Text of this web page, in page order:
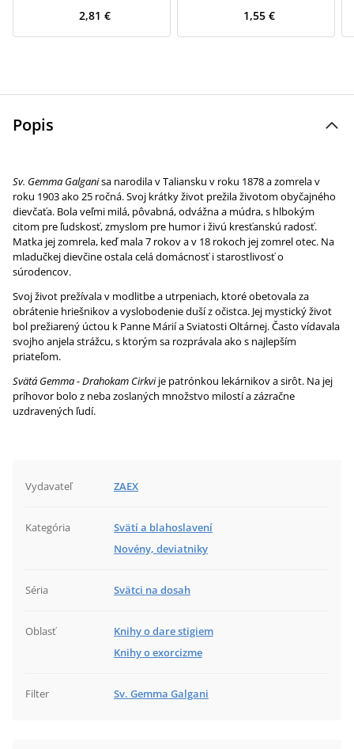
2,81 € 1,55 €
Popis
Sv. Gemma Galganisa narodila v Taliansku v roku 1878 a zomrela v
roku 1903 ako 25 ročná. Svoj krátky život prežila životom obyčajného
dievčaťa. Bola veľmi milá, pôvabná, odvážna a múdra, s hlbokým
citom pre ľudskosť, zmyslom pre humor i živú kresťanskú radosť.
Matka jej zomrela, keď mala 7 rokov a v 18 rokoch jej zomrel otec. Na
mladučkej dievčine ostala celá domácnosť i starostlivosť o
súrodencov.
Svoj život prežívala v modlitbe a utrpeniach, ktoré obetovala za
obrátenie hriešnikov a vyslobodenie duší z očistca. Jej mystický život
bol prežiarený úctou k Panne Márií a Sviatosti Oltárnej. Často vídavala
svojho anjela strážcu, s ktorým sa rozprávala ako s najlepším
priateľom.
Svätá Gemma - Drahokam Cirkvije patrónkou lekárnikov a sirôt. Na jej
príhovor bolo z neba zoslaných množstvo milostí a zázračne
uzdravených ľudí.
Vydavateľ ZAEX
Kategória
Svätí a blahoslavení
Novény, deviatniky
Séria Svätci na dosah
Oblasť
Knihy o dare stigiem
Knihy o exorcizme
Filter Sv. Gemma Galgani